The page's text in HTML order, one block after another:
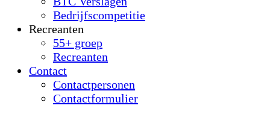
Bedrijfscompetitie
Recreanten
55+ groep
Recreanten
Contact
Contactpersonen
Contactformulier